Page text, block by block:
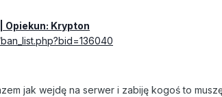
Opiekun: Krypton
jak wejdę na serwer i zabiję kogoś to